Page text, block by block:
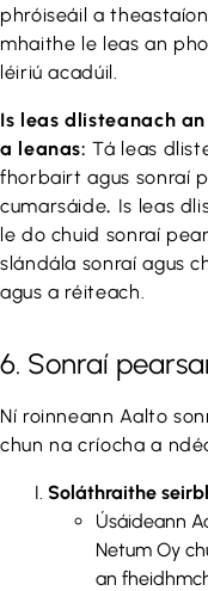
phróiseáil a
mhaithe le leas an
léiriú acadúil.
Is leas dlisteanach
a leanas: Tá leas
fhorbairt agus sonraí
cumarsáide. Is leas
le do chuid sonraí
slándála sonraí agus
agus a réiteach.
6. Sonraí
Ní roinneann Aalto
chun na críocha a
Soláthraithe
Úsáideann
Netum Oy
an